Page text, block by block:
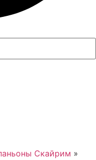
Скайрим »